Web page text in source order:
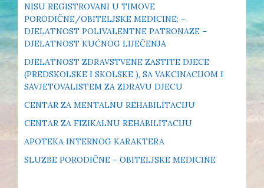
NISU REGISTROVANI U TIMOVE
PORODIČNE/OBITELJSKE MEDICINE: –
DJELATNOST POLIVALENTNE PATRONAZE –
DJELATNOST KUĆNOG LIJEČENJA
DJELATNOST ZDRAVSTVENE ZASTITE DJECE
(PREDSKOLSKE I SKOLSKE ), SA VAKCINACIJOM I
SAVJETOVALISTEM ZA ZDRAVU DJECU
CENTAR ZA MENTALNU REHABILITACIJU
CENTAR ZA FIZIKALNU REHABILITACIJU
APOTEKA INTERNOG KARAKTERA
SLUZBE PORODIČNE – OBITELJSKE MEDICINE